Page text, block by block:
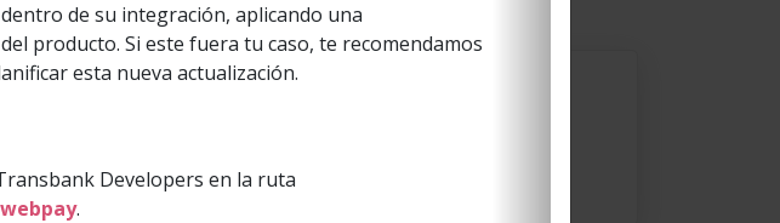
de su integración, aplicando una
producto. Si este fuera tu caso, te recomendamos
esta nueva actualización.
Developers en la ruta
.